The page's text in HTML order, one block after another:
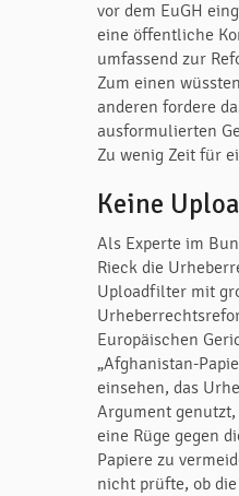
vor dem EuGH
eine öffentliche
umfassend zur
Zum einen
anderen fordere
ausformulierten
Zu wenig Zeit für
Keine
Als Experte im
Rieck die
Uploadfilter mit
Europäischen
„Afghanistan-
einsehen, das
Argument genutzt,
eine Rüge gegen
Papiere zu
nicht prüfte, ob